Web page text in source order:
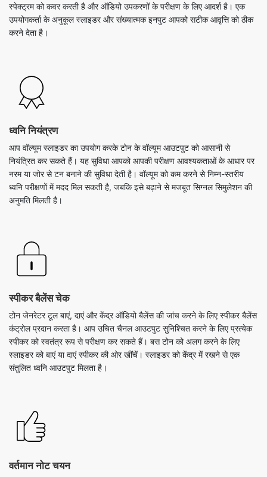
स्पेक्ट्रम को कवर करती है और ऑडियो उपकरणों के परीक्षण के लिए आदर्श है। एक
उपयोगकर्ता के अनुकूल स्लाइडर और संख्यात्मक इनपुट आपको सटीक आवृत्ति को ठीक
करने देता है।
ध्वनि नियंत्रण
आप वॉल्यूम स्लाइडर का उपयोग करके टोन के वॉल्यूम आउटपुट को आसानी से
नियंत्रित कर सकते हैं। यह सुविधा आपको आपकी परीक्षण आवश्यकताओं के आधार पर
नरम या जोर से टन बनाने की सुविधा देती है। वॉल्यूम को कम करने से निम्न-स्तरीय
ध्वनि परीक्षणों में मदद मिल सकती है, जबकि इसे बढ़ाने से मजबूत सिग्नल सिमुलेशन की
अनुमति मिलती है।
स्पीकर बैलेंस चेक
टोन जेनरेटर टूल बाएं, दाएं और केंद्र ऑडियो बैलेंस की जांच करने के लिए स्पीकर बैलेंस
कंट्रोल प्रदान करता है। आप उचित चैनल आउटपुट सुनिश्चित करने के लिए प्रत्येक
स्पीकर को स्वतंत्र रूप से परीक्षण कर सकते हैं। बस टोन को अलग करने के लिए
स्लाइडर को बाएं या दाएं स्पीकर की ओर खींचें। स्लाइडर को केंद्र में रखने से एक
संतुलित ध्वनि आउटपुट मिलता है।
वर्तमान नोट चयन